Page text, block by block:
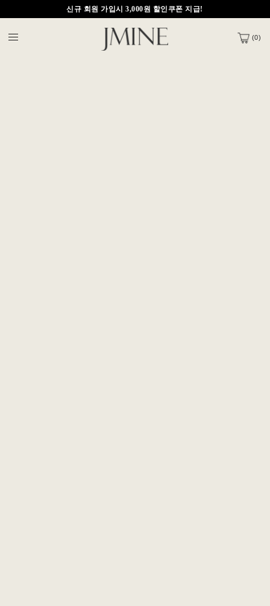
신규 회원 가입시 3,000원 할인쿠폰 지급!
제이마인 APP 다운받으면 5,000원 적립금 지급
(0)